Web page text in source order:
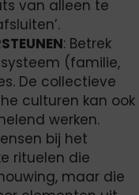
van alleen te
: Betrek
(familie,
De collectieve
culturen kan ook
werken.
bij het
rituelen die
maar die